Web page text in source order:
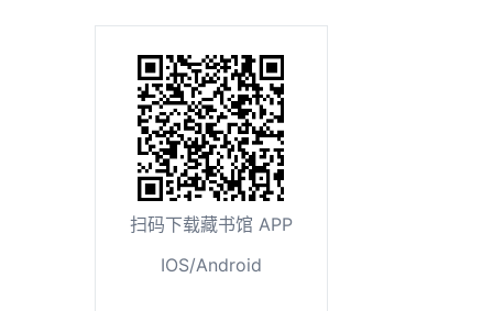
扫码下载藏书馆 APP
IOS/Android